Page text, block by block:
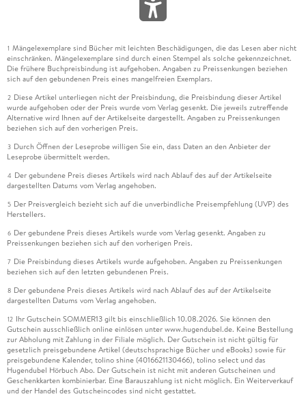
1 Mängelexemplare sind Bücher mit leichten Beschädigungen, die das Lesen aber nicht
einschränken. Mängelexemplare sind durch einen Stempel als solche gekennzeichnet.
Die frühere Buchpreisbindung ist aufgehoben. Angaben zu Preissenkungen beziehen
sich auf den gebundenen Preis eines mangelfreien Exemplars.
2 Diese Artikel unterliegen nicht der Preisbindung, die Preisbindung dieser Artikel
wurde aufgehoben oder der Preis wurde vom Verlag gesenkt. Die jeweils zutreffende
Alternative wird Ihnen auf der Artikelseite dargestellt. Angaben zu Preissenkungen
beziehen sich auf den vorherigen Preis.
3 Durch Öffnen der Leseprobe willigen Sie ein, dass Daten an den Anbieter der
Leseprobe übermittelt werden.
4 Der gebundene Preis dieses Artikels wird nach Ablauf des auf der Artikelseite
dargestellten Datums vom Verlag angehoben.
5 Der Preisvergleich bezieht sich auf die unverbindliche Preisempfehlung (UVP) des
Herstellers.
6 Der gebundene Preis dieses Artikels wurde vom Verlag gesenkt. Angaben zu
Preissenkungen beziehen sich auf den vorherigen Preis.
7 Die Preisbindung dieses Artikels wurde aufgehoben. Angaben zu Preissenkungen
beziehen sich auf den letzten gebundenen Preis.
8 Der gebundene Preis dieses Artikels wird nach Ablauf des auf der Artikelseite
dargestellten Datums vom Verlag angehoben.
12 Ihr Gutschein SOMMER13 gilt bis einschließlich 10.08.2026. Sie können den
Gutschein ausschließlich online einlösen unter www.hugendubel.de. Keine Bestellung
zur Abholung mit Zahlung in der Filiale möglich. Der Gutschein ist nicht gültig für
gesetzlich preisgebundene Artikel (deutschsprachige Bücher und eBooks) sowie für
preisgebundene Kalender, tolino shine (4016621130466), tolino select und das
Hugendubel Hörbuch Abo. Der Gutschein ist nicht mit anderen Gutscheinen und
Geschenkkarten kombinierbar. Eine Barauszahlung ist nicht möglich. Ein Weiterverkauf
und der Handel des Gutscheincodes sind nicht gestattet.